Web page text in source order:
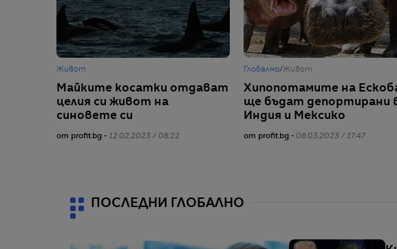
Живот
Майките косатки отдават
целия си живот на
синовете си
от profit.bg - 12.02.2023 / 08:22
Глобално/Живот
Хипопотамите на
ще бъдат депортирани
Индия и Мексико
от profit.bg - 06.03.2023 / 17:47
ПОСЛЕДНИ ГЛОБАЛНО